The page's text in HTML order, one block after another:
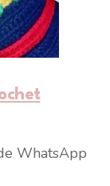
WhatsApp